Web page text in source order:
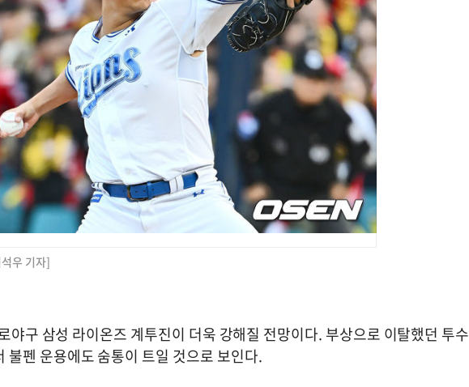
우 기자]
야구 삼성 라이온즈 계투진이 더욱 강해질 전망이다. 부상으로 이탈했던 투수
불펜 운용에도 숨통이 트일 것으로 보인다.